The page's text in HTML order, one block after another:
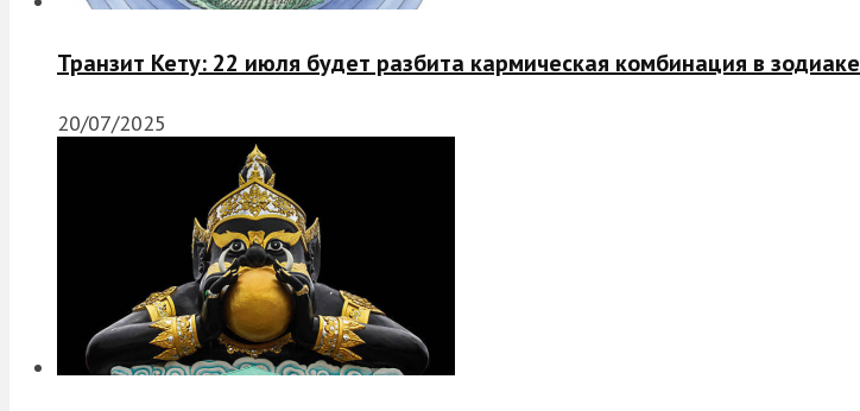
Транзит Кету: 22 июля будет разбита кармическая комбинация в зодиаке
20/07/2025